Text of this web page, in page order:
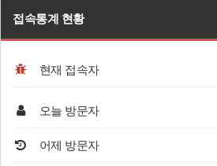
접속통계 현황
현재 접속자
오늘 방문자
어제 방문자